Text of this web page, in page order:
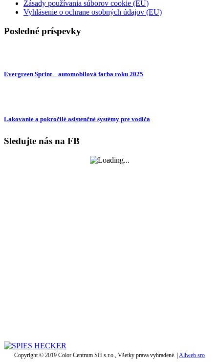
Zásady používania súborov cookie (EÚ)
Vyhlásenie o ochrane osobných údajov (EU)
Posledné príspevky
Evergreen Sprint – automobilová farba roku 2025
Lakovanie a pokročilé asistenčné systémy pre vodiča
Sledujte nás na FB
Copyright © 2019 Color Centrum SH s.r.o., Všetky práva vyhradené. | Allweb sro